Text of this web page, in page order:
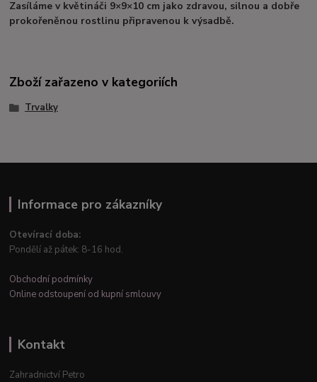
Zasíláme v květináči 9×9×10 cm jako zdravou, silnou a dobře
prokořeněnou rostlinu připravenou k výsadbě.
Zboží zařazeno v kategoriích
Trvalky
Informace pro zákazníky
Otevírací doba:
Pondělí až pátek: 8-16 hod.
Obchodní podmínky
Online odstoupení od kupní smlouvy
Kontakt
Zahradnictví Petro